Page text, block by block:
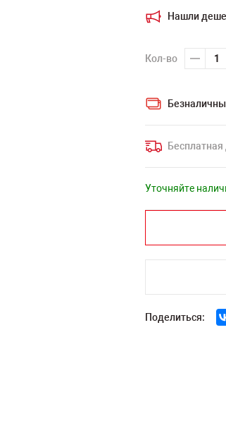
Нашли
Кол-во
Бесплатная
Уточняйте
Поделиться: